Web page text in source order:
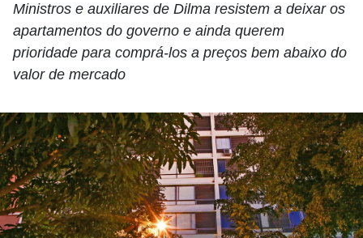
Ministros e auxiliares de Dilma resistem a deixar os
apartamentos do governo e ainda querem
prioridade para comprá-los a preços bem abaixo do
valor de mercado